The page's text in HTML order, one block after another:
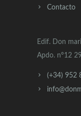
Contacto
Edif. Don
Apdo. nº12
(+34) 952